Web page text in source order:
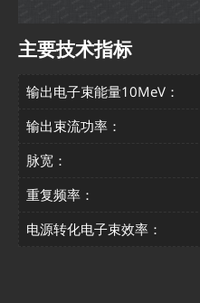
主要技术指标
输出电子束能量10MeV：
输出束流功率：
脉宽：
重复频率：
电源转化电子束效率：